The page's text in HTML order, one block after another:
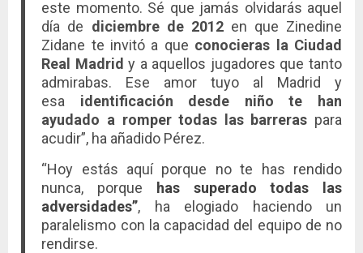
este momento. Sé que jamás olvidarás aquel
día de diciembre de 2012en que Zinedine
Zidane te invitó a que conocieras la Ciudad
Real Madrid y a aquellos jugadores que tanto
admirabas. Ese amor tuyo al Madrid y
esa identificación desde niño te han
ayudado a romper todas las barreras para
acudir”, ha añadido Pérez.
“Hoy estás aquí porque no te has rendido
nunca, porque has superado todas las
adversidades”, ha elogiado haciendo un
paralelismo con la capacidad del equipo de no
rendirse.